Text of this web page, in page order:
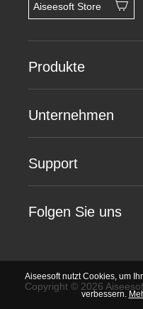
Aiseesoft Store
Produkte
Unternehmen
Support
Folgen Sie uns
Copyright © 2026
Aiseesoft nutzt Cookies, um
verbessern.